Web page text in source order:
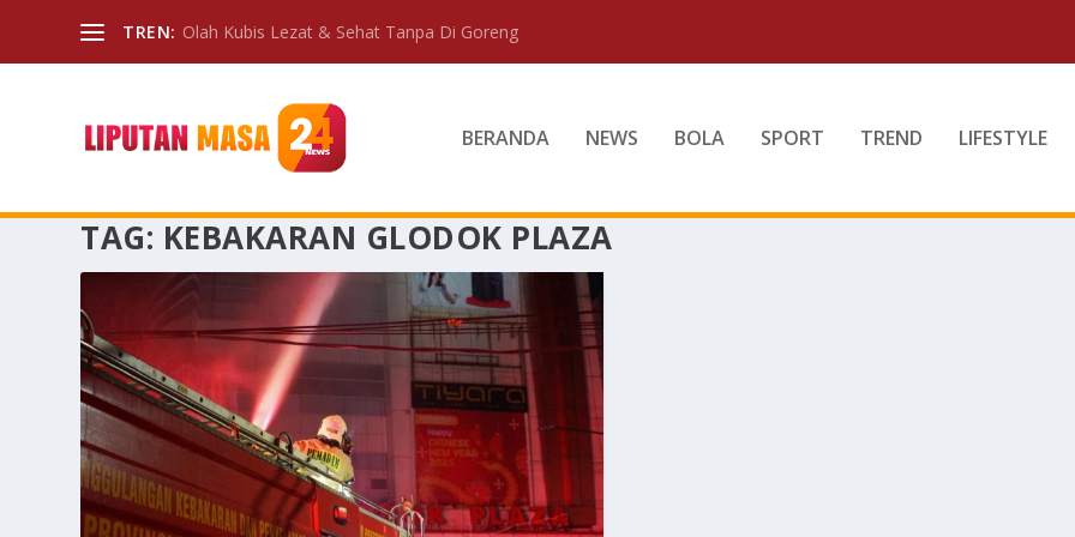
TREN: Olah Kubis Lezat & Sehat Tanpa Di Goreng
BERANDA NEWS BOLA SPORT TREND LIFESTYLE
TAG: KEBAKARAN GLODOK PLAZA